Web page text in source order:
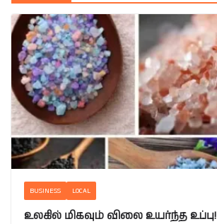
BUSINESS LOCAL
உலகில் மிகவும் விலை உயர்ந்த உப்பு!